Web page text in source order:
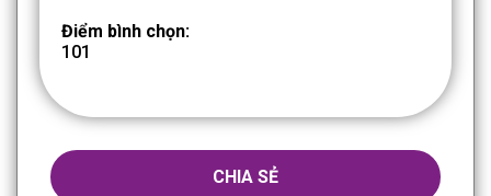
Điểm bình chọn:
101
CHIA SẺ